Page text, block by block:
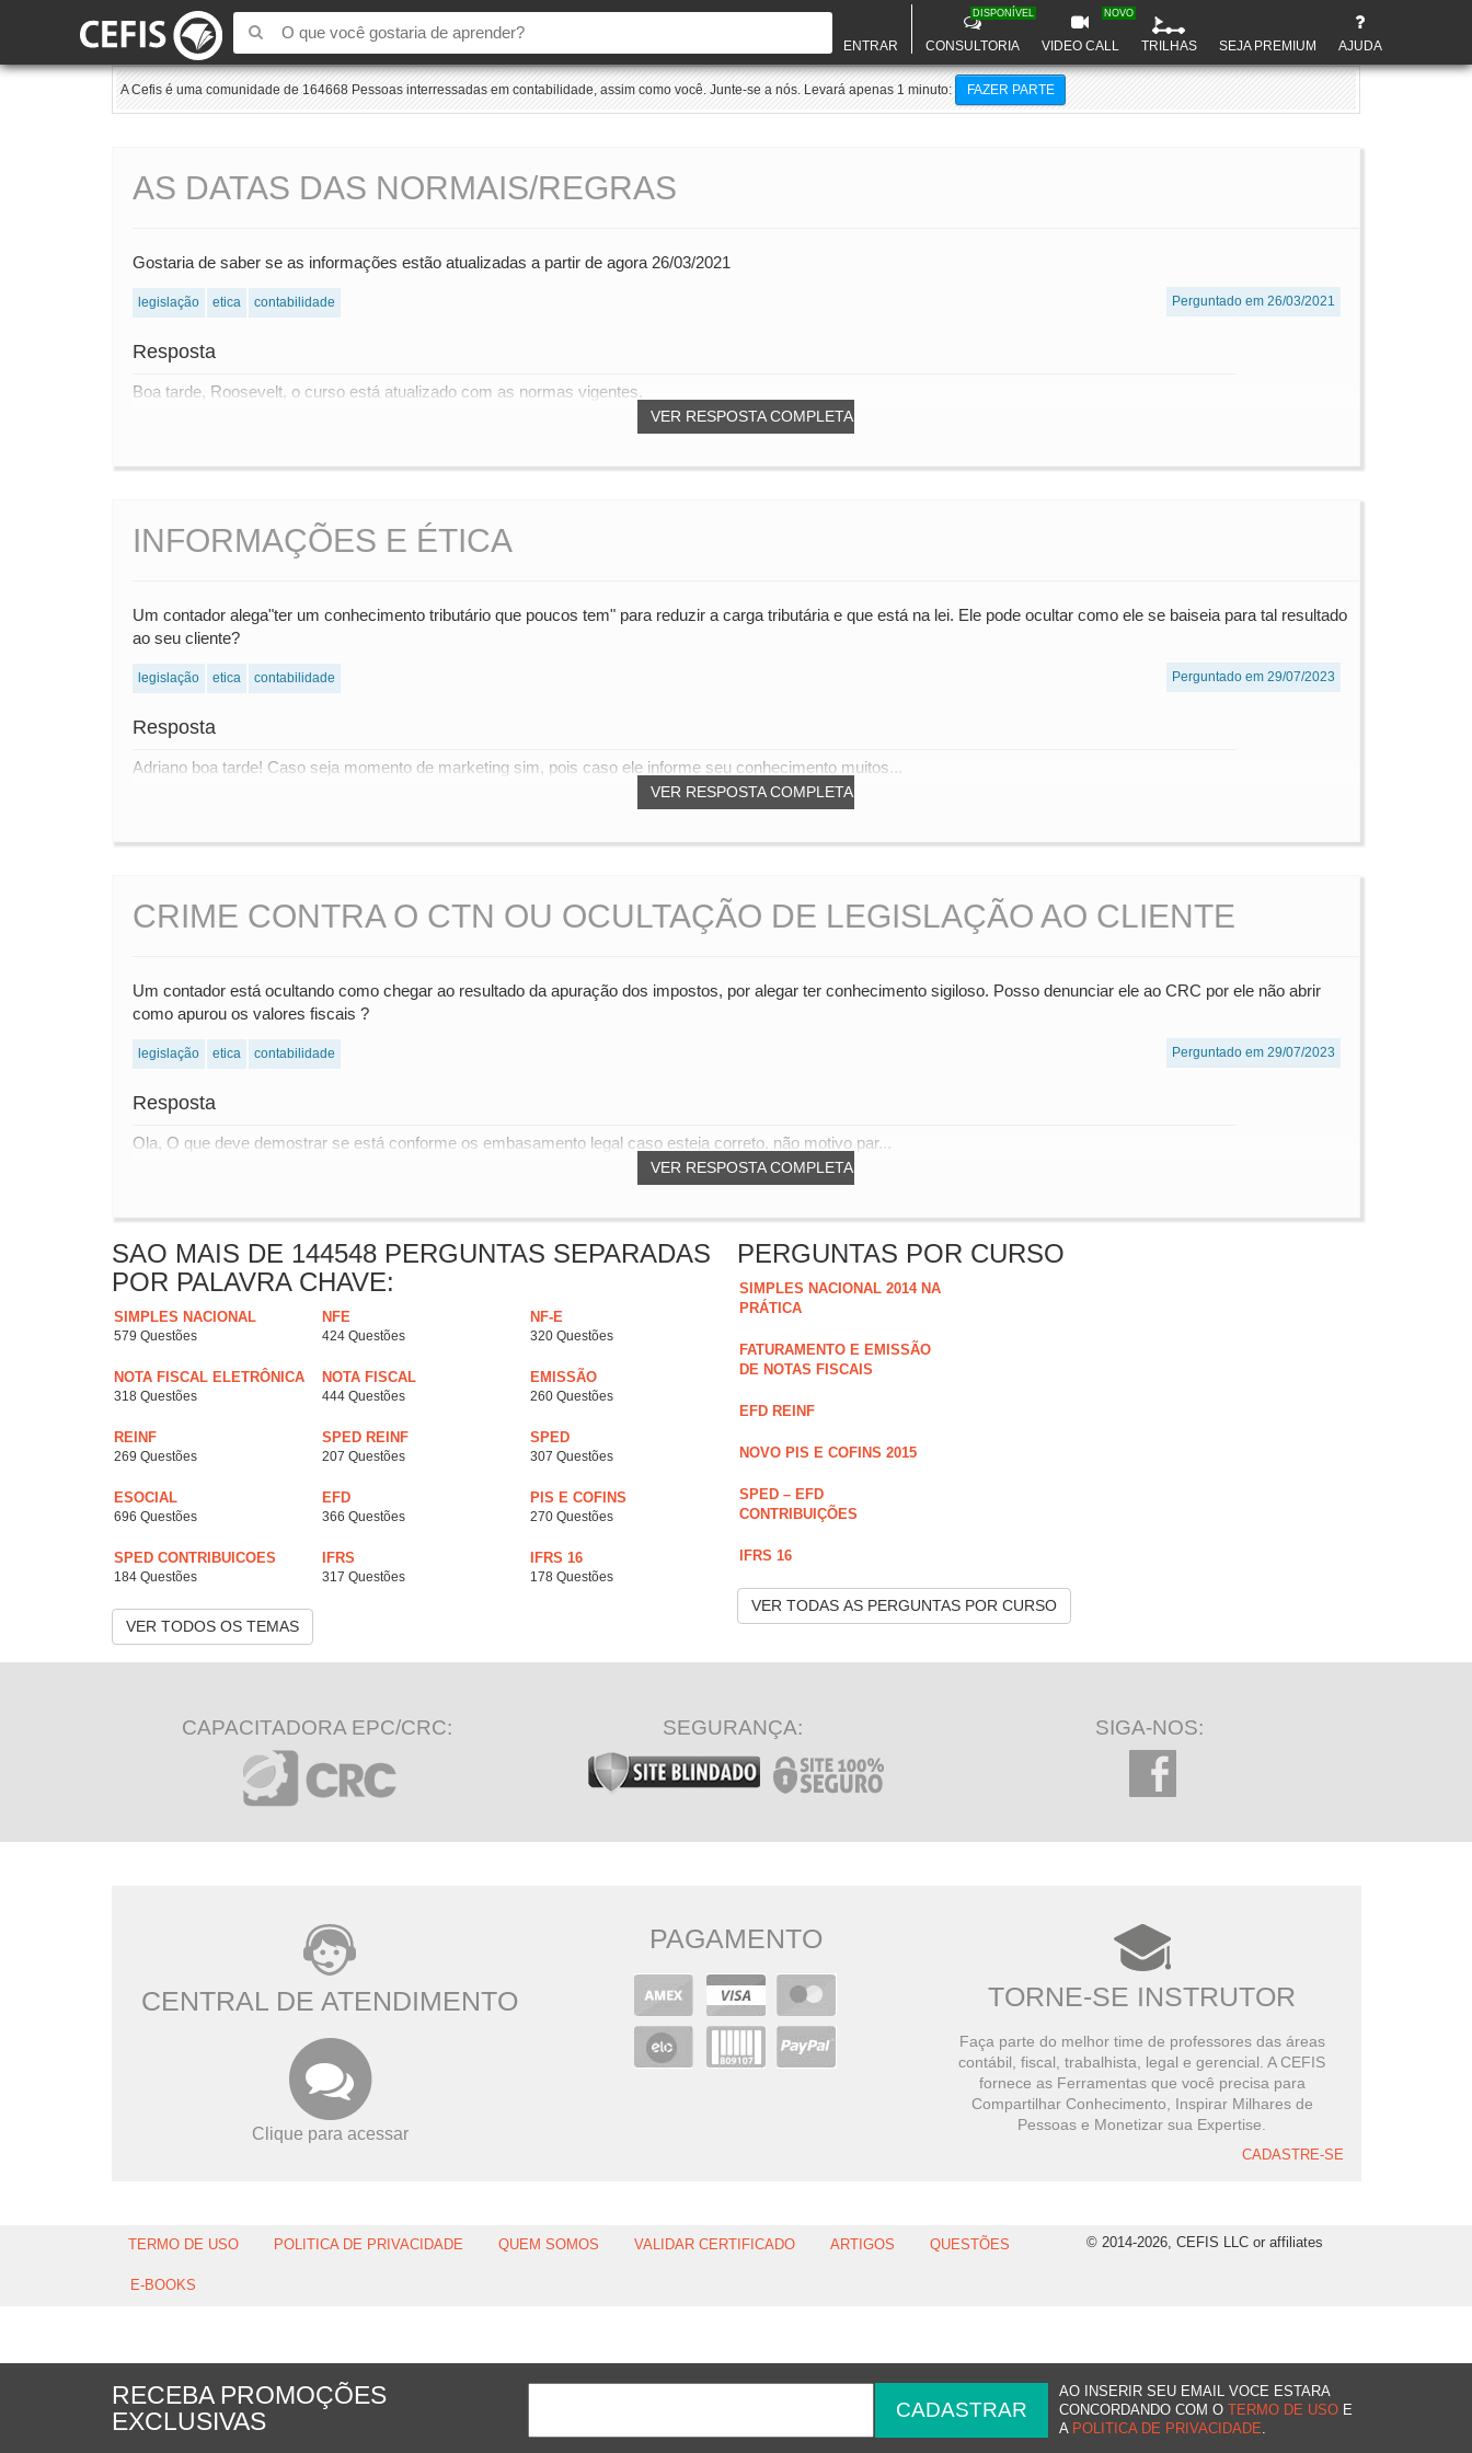
ENTRAR CONSULTORIA
DISPONÍVEL
VIDEO CALL
NOVO
TRILHAS SEJA PREMIUM AJUDA
A Cefis é uma comunidade de 164668 Pessoas interressadas em contabilidade, assim como você. Junte-se a nós. Levará apenas 1 minuto: FAZER PARTE
AS DATAS DAS NORMAIS/REGRAS
Gostaria de saber se as informações estão atualizadas a partir de agora 26/03/2021
legislação etica contabilidade Perguntado em 26/03/2021
Resposta
VER RESPOSTA COMPLETA
Boa tarde, Roosevelt, o curso está atualizado com as normas vigentes.
INFORMAÇÕES E ÉTICA
Um contador alega"ter um conhecimento tributário que poucos tem" para reduzir a carga tributária e que está na lei. Ele pode ocultar como ele se baiseia para tal resultado
ao seu cliente?
legislação etica contabilidade Perguntado em 29/07/2023
Resposta
VER RESPOSTA COMPLETA
Adriano boa tarde! Caso seja momento de marketing sim, pois caso ele informe seu conhecimento muitos...
CRIME CONTRA O CTN OU OCULTAÇÃO DE LEGISLAÇÃO AO CLIENTE
Um contador está ocultando como chegar ao resultado da apuração dos impostos, por alegar ter conhecimento sigiloso. Posso denunciar ele ao CRC por ele não abrir
como apurou os valores fiscais ?
legislação etica contabilidade Perguntado em 29/07/2023
Resposta
VER RESPOSTA COMPLETA
Ola, O que deve demostrar se está conforme os embasamento legal caso esteja correto, não motivo par...
SAO MAIS DE 144548 PERGUNTAS SEPARADAS
POR PALAVRA CHAVE:
SIMPLES NACIONAL
579 Questões
NFE
424 Questões
NF-E
320 Questões
NOTA FISCAL ELETRÔNICA
318 Questões
NOTA FISCAL
444 Questões
EMISSÃO
260 Questões
REINF
269 Questões
SPED REINF
207 Questões
SPED
307 Questões
ESOCIAL
696 Questões
EFD
366 Questões
PIS E COFINS
270 Questões
SPED CONTRIBUICOES
184 Questões
IFRS
317 Questões
IFRS 16
178 Questões
VER TODOS OS TEMAS
PERGUNTAS POR CURSO
SIMPLES NACIONAL 2014 NA
PRÁTICA
FATURAMENTO E EMISSÃO
DE NOTAS FISCAIS
EFD REINF
NOVO PIS E COFINS 2015
SPED – EFD
CONTRIBUIÇÕES
IFRS 16
VER TODAS AS PERGUNTAS POR CURSO
CAPACITADORA EPC/CRC: SEGURANÇA: SIGA-NOS:
CENTRAL DE ATENDIMENTO
Clique para acessar
PAGAMENTO
TORNE-SE INSTRUTOR
Faça parte do melhor time de professores das áreas
contábil, fiscal, trabalhista, legal e gerencial. A CEFIS
fornece as Ferramentas que você precisa para
Compartilhar Conhecimento, Inspirar Milhares de
Pessoas e Monetizar sua Expertise.
CADASTRE-SE
TERMO DE USO POLITICA DE PRIVACIDADE QUEM SOMOS VALIDAR CERTIFICADO ARTIGOS QUESTÕES
E-BOOKS
© 2014-2026, CEFIS LLC or affiliates
RECEBA PROMOÇÕES
EXCLUSIVAS
AO INSERIR SEU EMAIL VOCE ESTARA
CONCORDANDO COM O
TERMO DE USO E
A POLITICA DE PRIVACIDADE.